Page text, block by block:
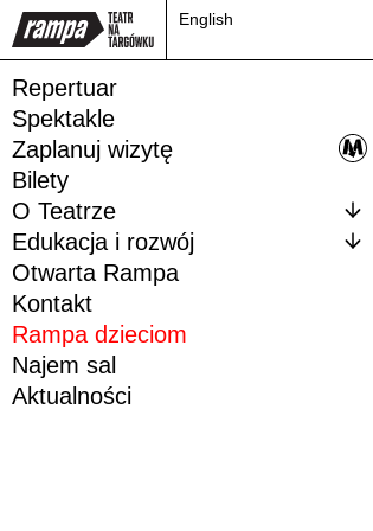
English
Repertuar
Spektakle
Zaplanuj wizytę
Bilety
O Teatrze
Edukacja i rozwój
Otwarta Rampa
Kontakt
Rampa dzieciom
Najem sal
Aktualności